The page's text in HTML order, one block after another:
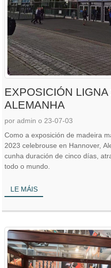
EXPOSICIÓN
ALEMANHA
por admin o 23-07-03
Como a exposición de madeira
2023 celebrouse en Hannover,
cunha duración de cinco días,
todo o mundo.
LE MÁIS